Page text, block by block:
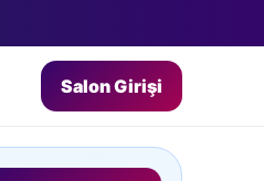
Salon Girişi